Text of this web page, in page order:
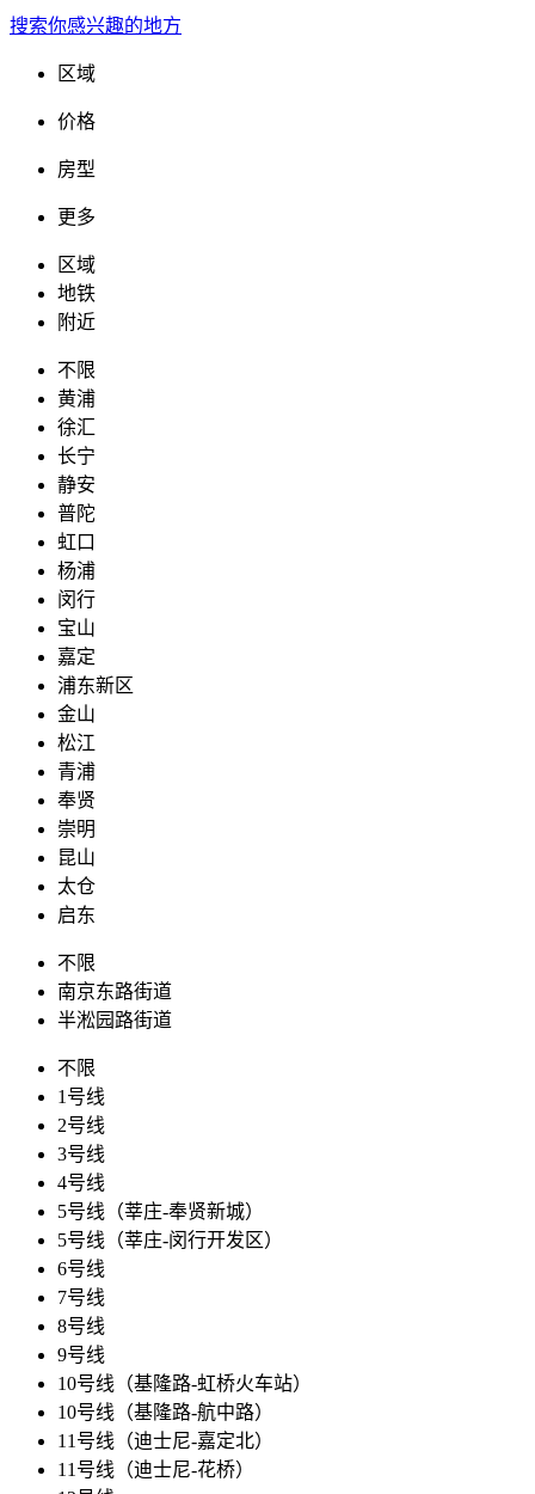
搜索你感兴趣的地方
区域
价格
房型
更多
区域
地铁
附近
不限
黄浦
徐汇
长宁
静安
普陀
虹口
杨浦
闵行
宝山
嘉定
浦东新区
金山
松江
青浦
奉贤
崇明
昆山
太仓
启东
不限
南京东路街道
半淞园路街道
不限
1号线
2号线
3号线
4号线
5号线（莘庄-奉贤新城）
5号线（莘庄-闵行开发区）
6号线
7号线
8号线
9号线
10号线（基隆路-虹桥火车站）
10号线（基隆路-航中路）
11号线（迪士尼-嘉定北）
11号线（迪士尼-花桥）